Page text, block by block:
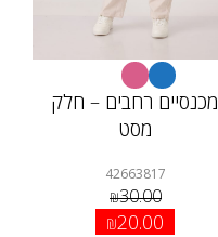
מכנסיים רחבים – חלק
מסט
42663817
₪30.00
₪20.00